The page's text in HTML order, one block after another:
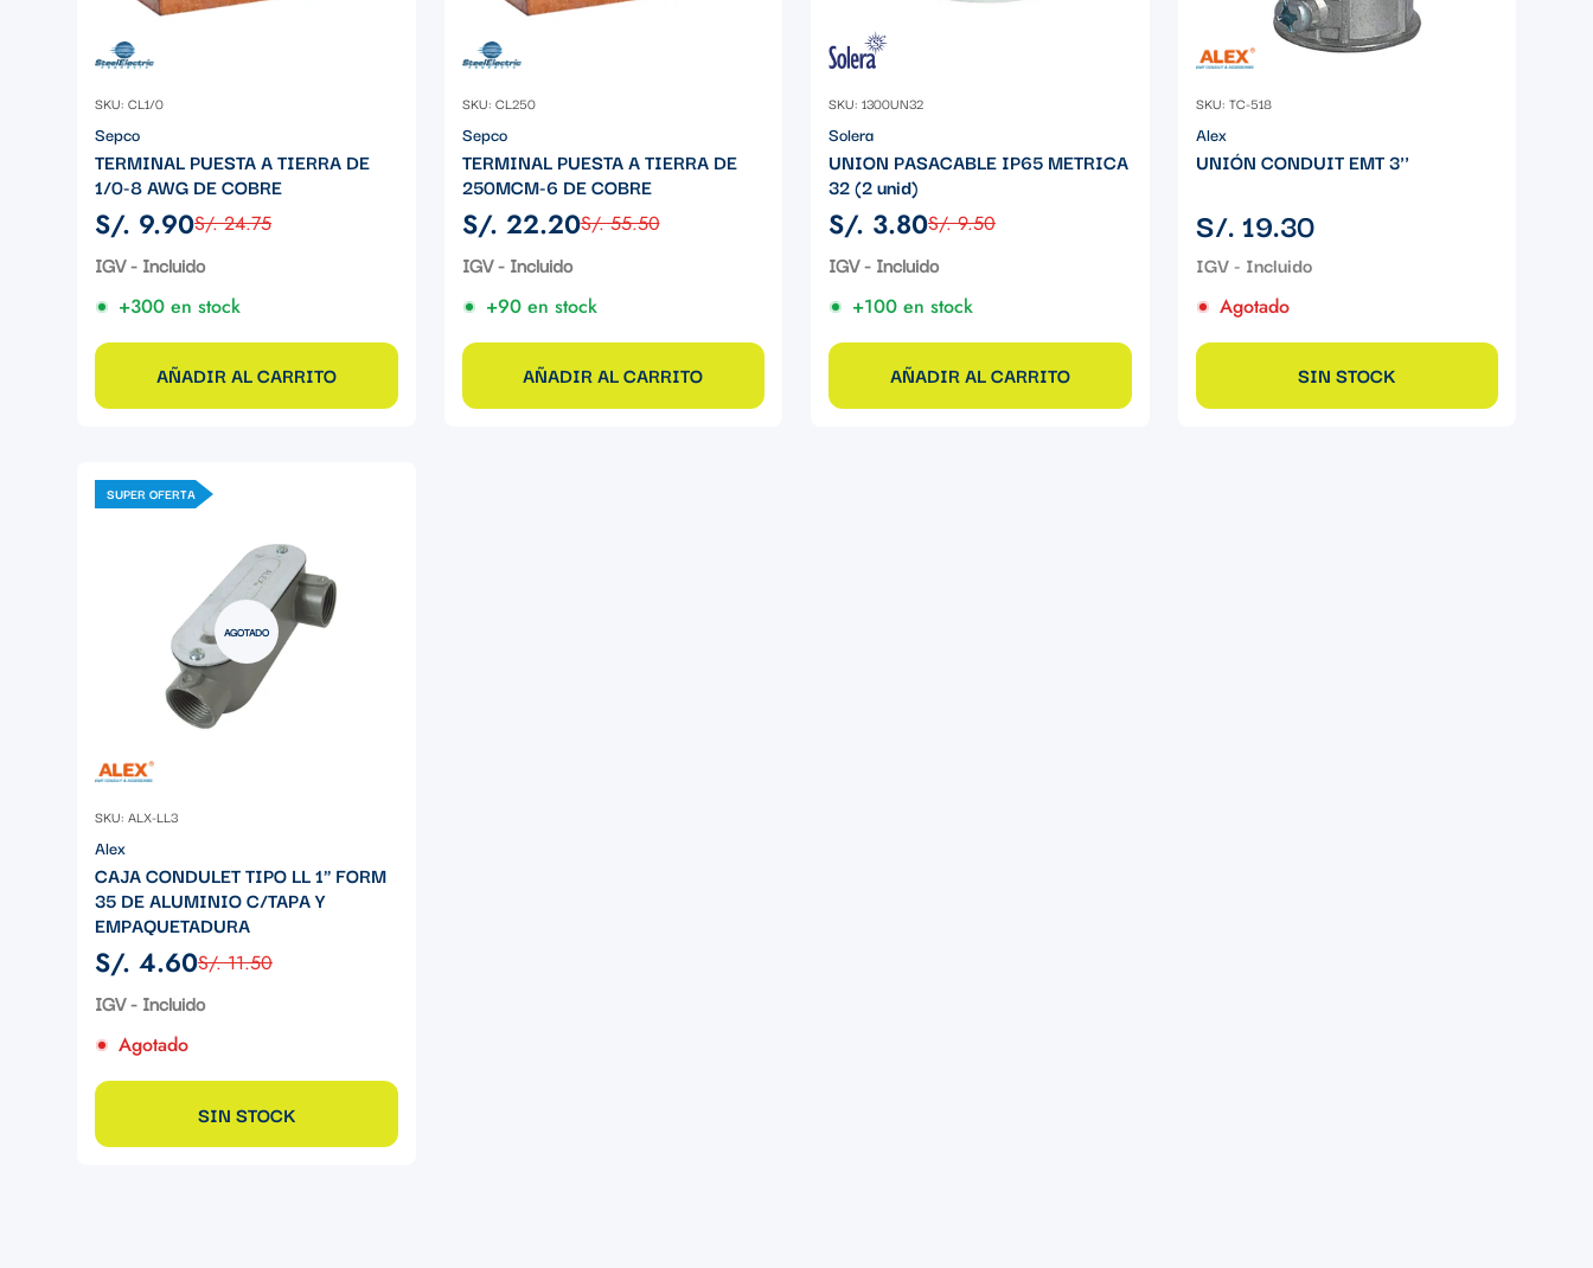
SKU: CL1/0
Sepco
TERMINAL PUESTA A TIERRA DE
1/0-8 AWG DE COBRE
Precio
de
S/. 9.90
Precio
regular
S/. 24.75
IGV - Incluido
+300 en stock
AÑADIR AL CARRITO
SKU: CL250
Sepco
TERMINAL PUESTA A TIERRA DE
250MCM-6 DE COBRE
Precio
de
S/. 22.20
Precio
regular
S/. 55.50
IGV - Incluido
+90 en stock
AÑADIR AL CARRITO
SKU: 1300UN32
Solera
UNION PASACABLE IP65 METRICA
32 (2 unid)
Precio
de
S/. 3.80
Precio
regular
S/. 9.50
IGV - Incluido
+100 en stock
AÑADIR AL CARRITO
SKU: TC-518
Alex
UNIÓN CONDUIT EMT 3''
Precio
regular
S/. 19.30
Agotado
SIN STOCK
SUPER OFERTA
AGOTADO
SKU: ALX-LL3
Alex
CAJA CONDULET TIPO LL 1" FORM
35 DE ALUMINIO C/TAPA Y
EMPAQUETADURA
Precio
de
S/. 4.60
Precio
regular
S/. 11.50
IGV - Incluido
Agotado
SIN STOCK